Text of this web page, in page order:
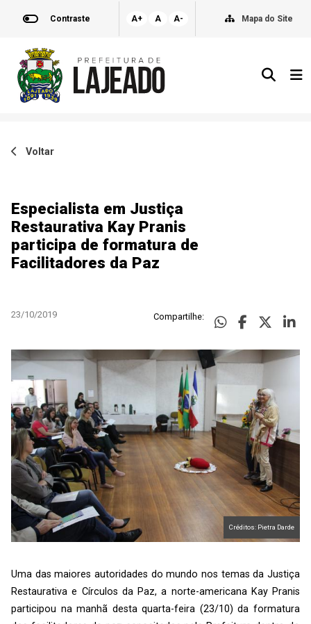
Contraste A+ A A- Mapa do Site
Voltar
Especialista em Justiça
Restaurativa Kay Pranis
participa de formatura de
Facilitadores da Paz
23/10/2019 Compartilhe:
Créditos: Pietra Darde
Uma das maiores autoridades do mundo nos temas da Justiça
Restaurativa e Círculos da Paz, a norte-americana Kay Pranis
participou na manhã desta quarta-feira (23/10) da formatura